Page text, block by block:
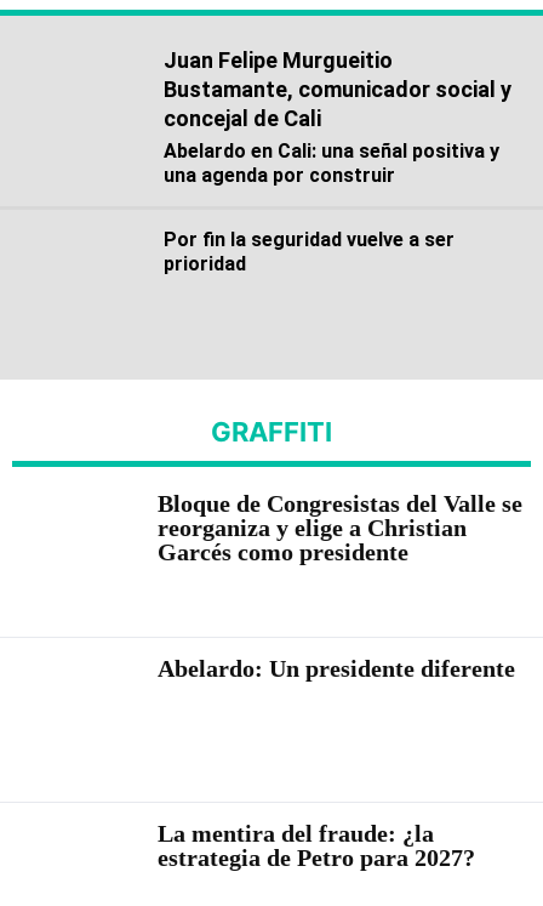
Juan Felipe Murgueitio
Bustamante, comunicador social y
concejal de Cali
Abelardo en Cali: una señal positiva y
una agenda por construir
Por fin la seguridad vuelve a ser
prioridad
GRAFFITI
Bloque de Congresistas del Valle se
reorganiza y elige a Christian
Garcés como presidente
Abelardo: Un presidente diferente
La mentira del fraude: ¿la
estrategia de Petro para 2027?